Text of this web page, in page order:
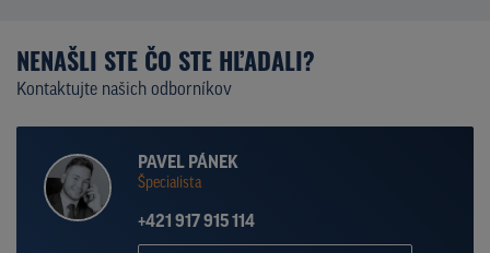
NENAŠLI STE ČO STE HĽADALI?
Kontaktujte našich odborníkov
PAVEL PÁNEK
Špecialista
+421 917 915 114